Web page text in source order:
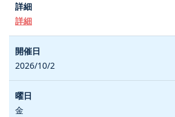
詳細
2026/10/2
金